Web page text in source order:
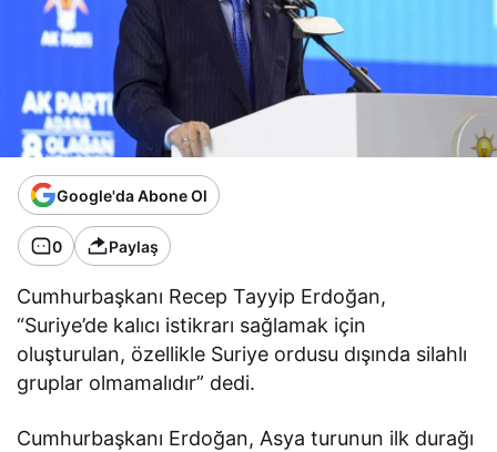
Google'da Abone Ol
0 Paylaş
Cumhurbaşkanı Recep Tayyip Erdoğan,
“Suriye’de kalıcı istikrarı sağlamak için
oluşturulan, özellikle Suriye ordusu dışında silahlı
gruplar olmamalıdır” dedi.
Cumhurbaşkanı Erdoğan, Asya turunun ilk durağı